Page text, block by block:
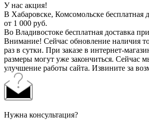
У нас акция!
В Хабаровске, Комсомольске бесплатная
от 1 000 руб.
Во Владивостоке бесплатная доставка
Внимание! Сейчас обновление наличия
раз в сутки. При заказе в интернет-
размеры могут уже закончиться. Сейчас
улучшение работы сайта. Извините за
Нужна консультация?